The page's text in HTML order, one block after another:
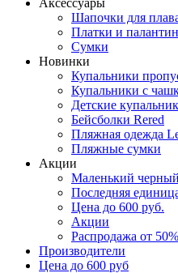
Аксессуары
Шапочки для
Платки и
Сумки
Новинки
Купальники
Купальники с
Детские
Бейсболки Rered
Пляжная одежда
Пляжные сумки
Акции
Маленький
Последняя
Цена до 600 руб.
Акции
Распродажа от 50%
Производители
Цена до 600 руб